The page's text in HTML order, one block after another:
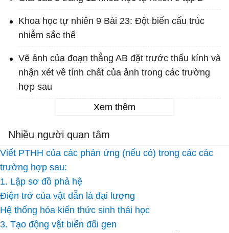
Khoa học tự nhiên 9 Bài 23: Đột biến cấu trúc
nhiễm sắc thể
Vẽ ảnh của đoạn thẳng AB đặt trước thấu kính và
nhận xét về tính chất của ảnh trong các trường
hợp sau
Xem thêm
Nhiều người quan tâm
Viết PTHH của các phản ứng (nếu có) trong các các
trường hợp sau:
1. Lập sơ đồ phả hệ
Điện trở của vật dẫn là đại lượng
Hệ thống hóa kiến thức sinh thái học
3. Tạo động vật biến đổi gen